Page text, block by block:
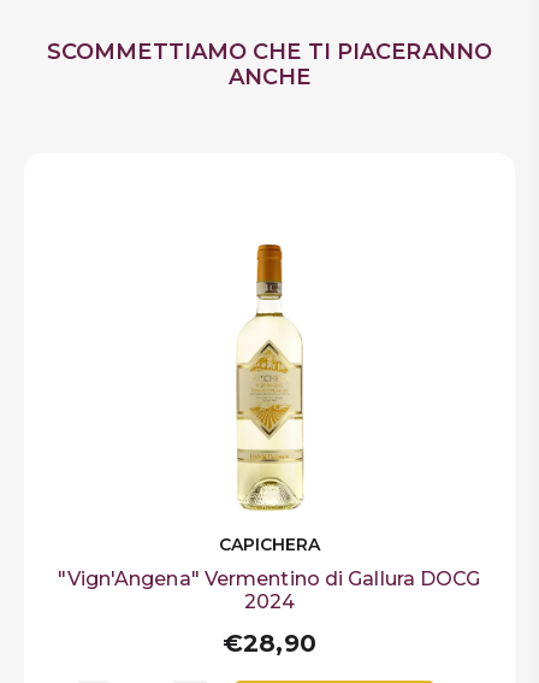
SCOMMETTIAMO CHE TI PIACERANNO
ANCHE
CAPICHERA
"Vign'Angena" Vermentino di Gallura DOCG
2024
€28,90